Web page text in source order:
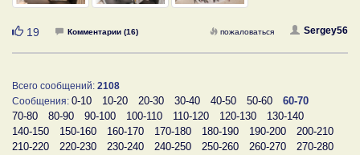
Нравится
19 Комментарии (16) Sergey56
пожаловаться
Всего сообщений: 2108
Сообщения: 0-10 10-20 20-30 30-40 40-50 50-60
60-70
70-80
80-90 90-100 100-110 110-120 120-130
130-140
140-150
150-160 160-170 170-180 180-190 190-200
200-210
210-220
220-230 230-240 240-250 250-260 260-270
270-280